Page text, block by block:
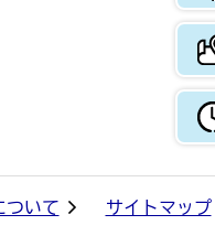
ついて サイトマップ